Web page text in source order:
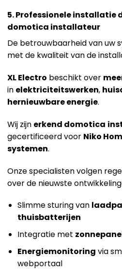
5. Professionele installatie
domotica installateur
De betrouwbaarheid van uw
met de kwaliteit van de
XL Electro beschikt over
in elektriciteitswerken,
hernieuwbare energie.
Wij zijn erkend domotica
gecertificeerd voor Niko
systemen.
Onze specialisten volgen
over de nieuwste
Slimme sturing van
thuisbatterijen
Integratie met
Energiemonitoring via
webportaal